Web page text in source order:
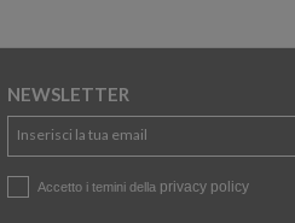
NEWSLETTER
Accetto i temini della privacy policy